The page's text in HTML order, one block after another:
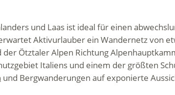
und Laas ist ideal für einen
Aktivurlauber ein Wandernetz von
der Ötztaler Alpen Richtung
Italiens und einem der größten
und Bergwanderungen auf exponierte